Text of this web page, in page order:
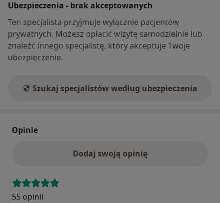
Ubezpieczenia - brak akceptowanych
Ten specjalista przyjmuje wyłącznie pacjentów
prywatnych. Możesz opłacić wizytę samodzielnie lub
znaleźć innego specjalistę, który akceptuje Twoje
ubezpieczenie.
Szukaj specjalistów według ubezpieczenia
Opinie
Dodaj swoją opinię
55 opinii